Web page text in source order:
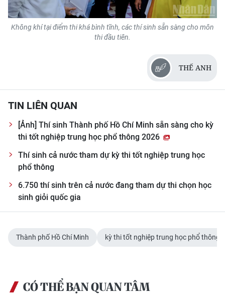
Không khí tại điểm thi khá bình tĩnh, các thí sinh sẵn sàng cho môn
thi đầu tiên.
THẾ ANH
TIN LIÊN QUAN
[Ảnh] Thí sinh Thành phố Hồ Chí Minh sẵn sàng cho kỳ
thi tốt nghiệp trung học phổ thông 2026
Thí sinh cả nước tham dự kỳ thi tốt nghiệp trung học
phổ thông
6.750 thí sinh trên cả nước đang tham dự thi chọn học
sinh giỏi quốc gia
Thành phố Hồ Chí Minh kỳ thi tốt nghiệp trung học phổ thông
CÓ THỂ BẠN QUAN TÂM